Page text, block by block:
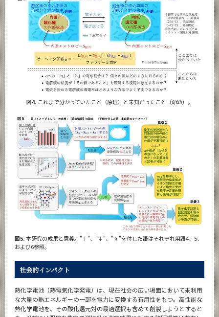
図4. これまで分かっていたこと（原理）と未知だったこと（命題）。
図5.本研究の成果と意義。"†"、"‡"、"§"を付した語はそれぞれ用語4、5、
および6参照。
社会的インパクト
熱化学電池（熱電気化学発電）は、現在社会の広い場面において未利用
な大量の熱エネルギーの一部を電力に変換する有用性をもつ。高性能な
熱化学電池を、その酸化還元対の最適選択も含めて創製しようとすると